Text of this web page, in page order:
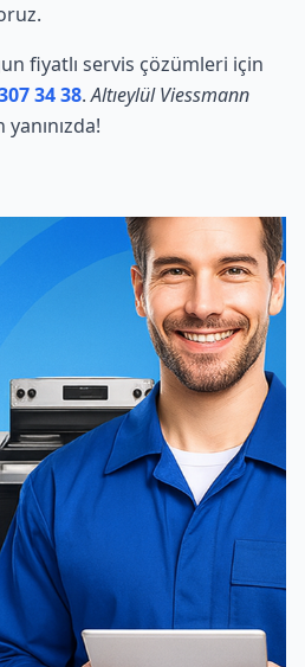
fiyatlı servis çözümleri için
34 38.Altıeylül Viessmann